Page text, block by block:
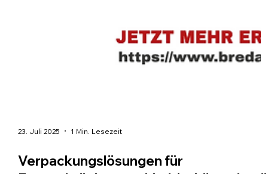
23. Juli 2025 1 Min. Lesezeit